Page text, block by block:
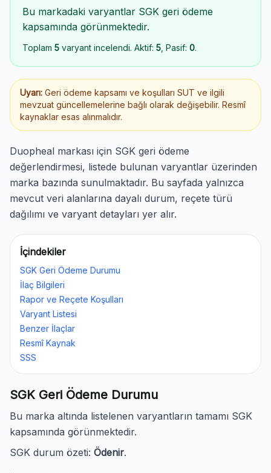
Bu markadaki varyantlar SGK geri ödeme
kapsamında görünmektedir.
Toplam 5 varyant incelendi. Aktif: 5 , Pasif: 0.
Uyarı: Geri ödeme kapsamı ve koşulları SUT ve ilgili
mevzuat güncellemelerine bağlı olarak değişebilir. Resmî
kaynaklar esas alınmalıdır.
Duopheal markası için SGK geri ödeme
değerlendirmesi, listede bulunan varyantlar üzerinden
marka bazında sunulmaktadır. Bu sayfada yalnızca
mevcut veri alanlarına dayalı durum, reçete türü
dağılımı ve varyant detayları yer alır.
İçindekiler
SGK Geri Ödeme Durumu
İlaç Bilgileri
Rapor ve Reçete Koşulları
Varyant Listesi
Benzer İlaçlar
Resmî Kaynak
SSS
SGK Geri Ödeme Durumu
Bu marka altında listelenen varyantların tamamı SGK
kapsamında görünmektedir.
SGK durum özeti: Ödenir.